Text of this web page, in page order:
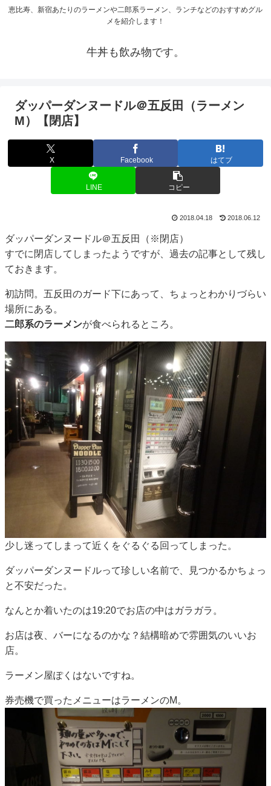
恵比寿、新宿あたりのラーメンや二郎系ラーメン、ランチなどのおすすめグル
メを紹介します！
牛丼も飲み物です。
ダッパーダンヌードル＠五反田（ラーメン
M）【閉店】
X Facebook はてブ
LINE コピー
2018.04.18 2018.06.12
ダッパーダンヌードル＠五反田（※閉店）
すでに閉店してしまったようですが、過去の記事として残し
ておきます。
初訪問。五反田のガード下にあって、ちょっとわかりづらい
場所にある。
二郎系のラーメンが食べられるところ。
少し迷ってしまって近くをぐるぐる回ってしまった。
ダッパーダンヌードルって珍しい名前で、見つかるかちょっ
と不安だった。
なんとか着いたのは19:20でお店の中はガラガラ。
お店は夜、バーになるのかな？結構暗めで雰囲気のいいお
店。
ラーメン屋ぽくはないですね。
券売機で買ったメニューはラーメンのM。